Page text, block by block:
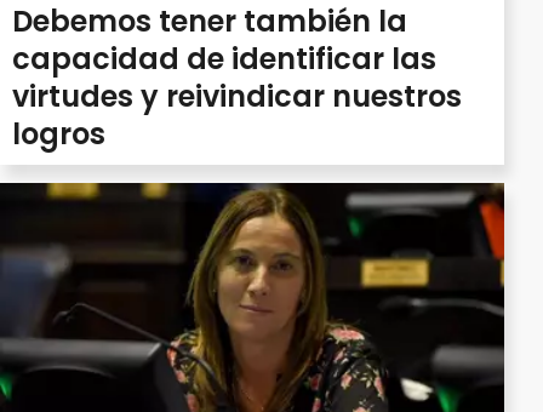
Debemos tener también la
capacidad de identificar las
virtudes y reivindicar nuestros
logros